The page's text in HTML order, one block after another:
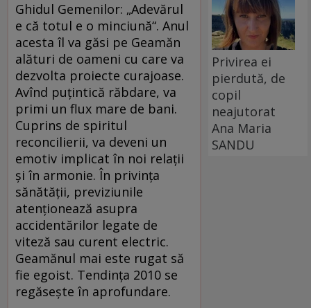
Ghidul Gemenilor: „Adevărul
e că totul e o minciună“. Anul
acesta îl va găsi pe Geamăn
alături de oameni cu care va
dezvolta proiecte curajoase.
Avînd puţintică răbdare, va
primi un flux mare de bani.
Cuprins de spiritul
reconcilierii, va deveni un
emotiv implicat în noi relaţii
şi în armonie. În privinţa
sănătăţii, previziunile
atenţionează asupra
accidentărilor legate de
viteză sau curent electric.
Geamănul mai este rugat să
fie egoist. Tendinţa 2010 se
regăseşte în aprofundare.
Privirea ei
pierdută, de
copil
neajutorat
Ana Maria
SANDU